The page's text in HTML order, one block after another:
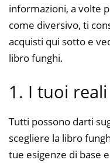
informazioni, a volte
come diversivo, ti
acquisti qui sotto e
libro funghi.
1. I tuoi
Tutti possono darti
scegliere la libro
tue esigenze di base